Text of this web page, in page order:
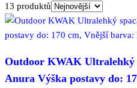
13 produktů
Outdoor KWAK
Anura Výška postavy do: